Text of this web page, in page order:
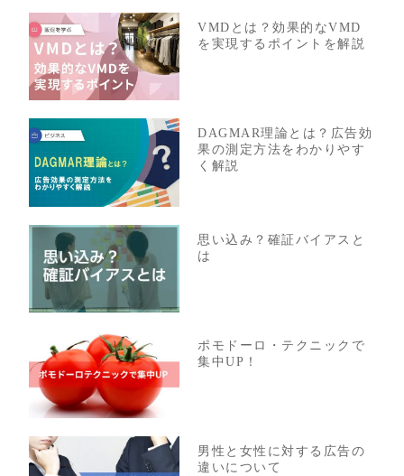
VMDとは？効果的なVMD
を実現するポイントを解説
DAGMAR理論とは？広告効
果の測定方法をわかりやす
く解説
思い込み？確証バイアスと
は
ポモドーロ・テクニックで
集中UP！
男性と女性に対する広告の
違いについて